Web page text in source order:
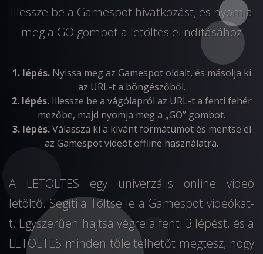
Illessze be a Gamespot hivatkozást, és nyomja
meg a GO gombot a letöltés elindításához
1. lépés.Nyissa meg az Gamespot oldalt, és másolja ki
az URL-t a böngészőből.
2. lépés.Illessze be a vágólapról az URL-t a fenti fehér
mezőbe, majd nyomja meg a „GO” gombot.
3. lépés.Válassza ki a kívánt formátumot és mentse el
az Gamespot videót offline használatra.
A LETOLTES egy univerzális online videó
letöltő. Segíti a Töltse le a Gamespot videókat-
t. Egyszerűen hajtsa végre a fenti 3 lépést, és a
LETOLTES minden tőle telhetőt megtesz, hogy